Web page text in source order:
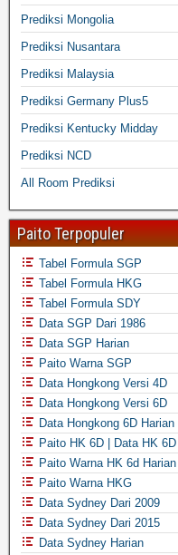
Prediksi Mongolia
Prediksi Nusantara
Prediksi Malaysia
Prediksi Germany Plus5
Prediksi Kentucky Midday
Prediksi NCD
All Room Prediksi
Paito Terpopuler
Tabel Formula SGP
Tabel Formula HKG
Tabel Formula SDY
Data SGP Dari 1986
Data SGP Harian
Paito Warna SGP
Data Hongkong Versi 4D
Data Hongkong Versi 6D
Data Hongkong 6D Harian
Paito HK 6D | Data HK 6D
Paito Warna HK 6d Harian
Paito Warna HKG
Data Sydney Dari 2009
Data Sydney Dari 2015
Data Sydney Harian